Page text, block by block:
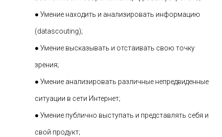
● Умение находить и анализировать информацию
(datascouting);
● Умение высказывать и отстаивать свою точку
зрения;
● Умение анализировать различные непредвиденные
ситуации в сети Интернет;
● Умение публично выступать и представлять себя и
свой продукт;